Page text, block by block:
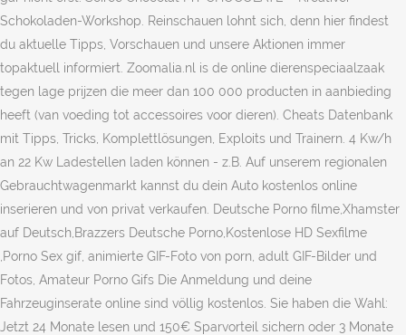
Schokoladen-Workshop. Reinschauen lohnt sich, denn hier findest
du aktuelle Tipps, Vorschauen und unsere Aktionen immer
topaktuell informiert. Zoomalia.nl is de online dierenspeciaalzaak
tegen lage prijzen die meer dan 100 000 producten in aanbieding
heeft (van voeding tot accessoires voor dieren). Cheats Datenbank
mit Tipps, Tricks, Komplettlösungen, Exploits und Trainern. 4 Kw/h
an 22 Kw Ladestellen laden können - z.B. Auf unserem regionalen
Gebrauchtwagenmarkt kannst du dein Auto kostenlos online
inserieren und von privat verkaufen. Deutsche Porno filme,Xhamster
auf Deutsch,Brazzers Deutsche Porno,Kostenlose HD Sexfilme
,Porno Sex gif, animierte GIF-Foto von porn, adult GIF-Bilder und
Fotos, Amateur Porno Gifs Die Anmeldung und deine
Fahrzeuginserate online sind völlig kostenlos. Sie haben die Wahl:
Jetzt 24 Monate lesen und 150€ Sparvorteil sichern oder 3 Monate